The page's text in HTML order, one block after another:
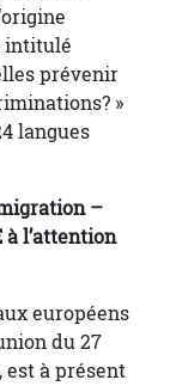
intitulé
prévenir
»
langues
–
à l’attention
européens
du 27
est à présent